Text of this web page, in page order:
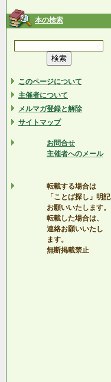
本の検索
このページについて
主催者について
メルマガ登録と解除
サイトマップ
お問合せ
主催者へのメール
転載する場合は
「ことば探し」明記
お願いいたします。
転載した場合は、
連絡お願いいたし
ます。
無断掲載禁止